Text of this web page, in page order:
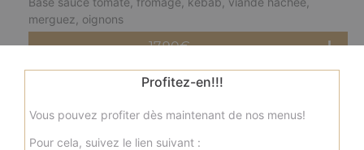
merguez, oignons
17.90€
Base crème fraîche, fromage, blanc de poulet, pommes
de terre, champignons, olives
Profitez-en!!!
Vous pouvez profiter dès maintenant de nos menus!
Pour cela, suivez le lien suivant :